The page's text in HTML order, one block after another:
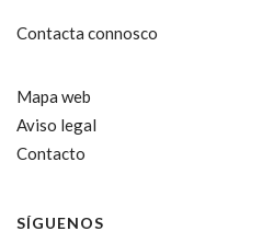
Contacta connosco
Mapa web
Aviso legal
Contacto
SÍGUENOS